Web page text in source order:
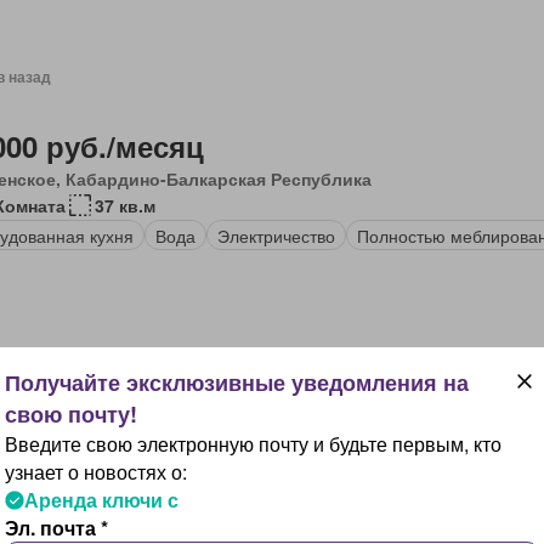
назад
руб./месяц
Кабардино-Балкарская Республика
37 кв.м
кухня
Вода Электричество Полностью
назад
руб./месяц
Введите свою электронную почту и будьте первым, кто
узнает о новостях о:
Аренда ключи с
Эл. почта *